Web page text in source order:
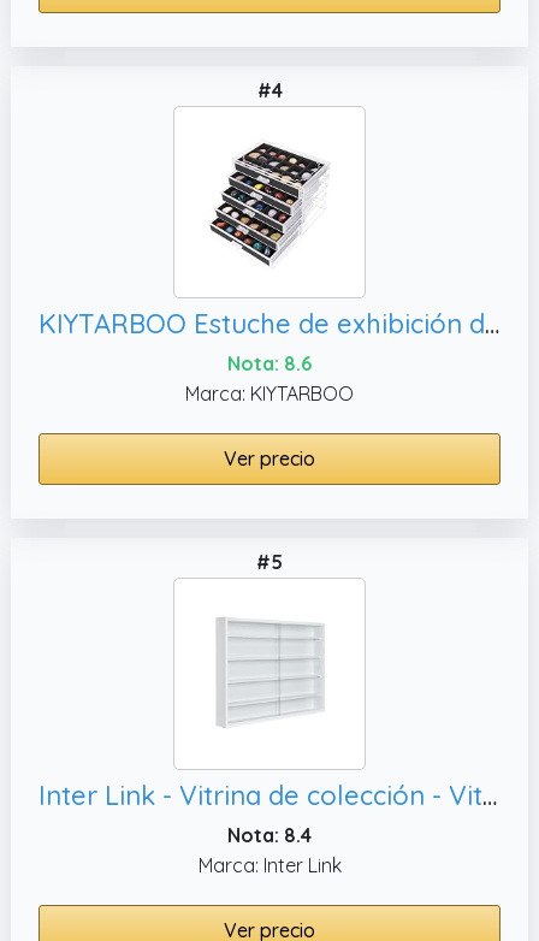
#4
KIYTARBOO Estuche de exhibición de Rocas, Organizador de acrílico
Nota: 8.6
Marca: KIYTARBOO
Ver precio
#5
Inter Link - Vitrina de colección - Vitrina - Estantería de pared - Vitrina de cristal - Estantería de pared - Estantería colgante - MDF - Blanco (80x60x9.5cm) Compilati
Nota: 8.4
Marca: Inter Link
Ver precio